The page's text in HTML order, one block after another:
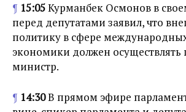
¶ 15:05Курманбек Осмонов в
перед депутатами заявил, что
политику в сфере
экономики должен осуществлять
министр.
¶ 14:30В прямом эфире